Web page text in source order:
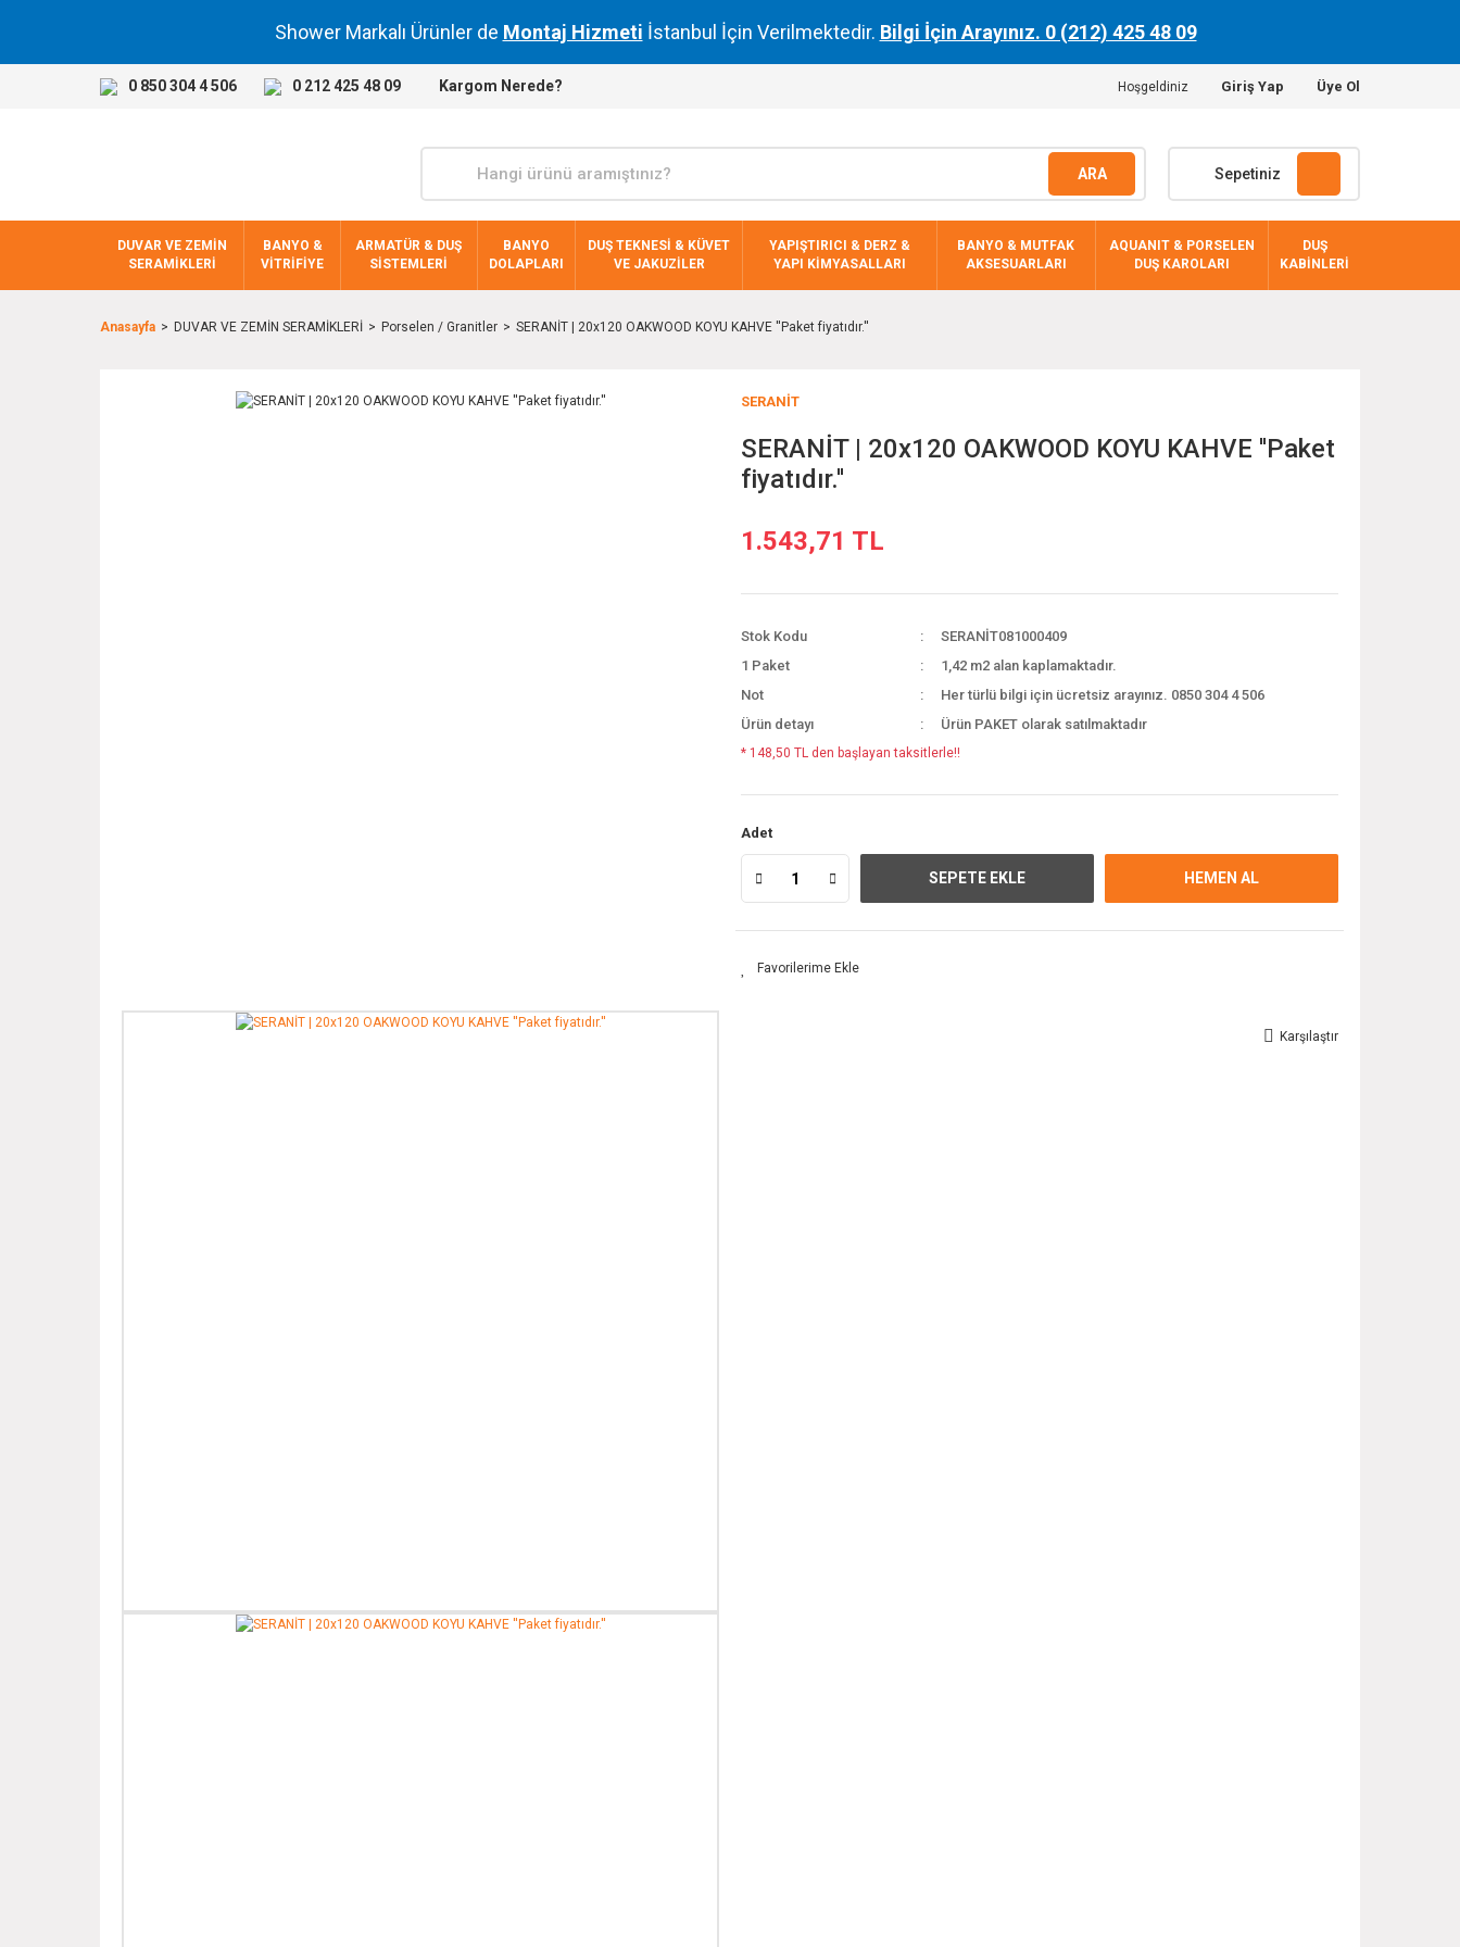
Shower Markalı Ürünler de Montaj Hizmeti İstanbul İçin Verilmektedir. Bilgi İçin Arayınız. 0 (212) 425 48 09
0 850 304 4 506 0 212 425 48 09 Kargom Nerede? Hoşgeldiniz Giriş Yap Üye Ol
ARA Sepetiniz
DUVAR VE ZEMİN
SERAMİKLERİ
BANYO &
VİTRİFİYE
ARMATÜR & DUŞ
SİSTEMLERİ
BANYO
DOLAPLARI
DUŞ TEKNESİ & KÜVET
VE JAKUZİLER
YAPIŞTIRICI & DERZ &
YAPI KİMYASALLARI
BANYO & MUTFAK
AKSESUARLARI
AQUANIT & PORSELEN
DUŞ KAROLARI
DUŞ
KABİNLERİ
Anasayfa DUVAR VE ZEMİN SERAMİKLERİ Porselen / Granitler SERANİT | 20x120 OAKWOOD KOYU KAHVE ''Paket fiyatıdır.''
SERANİT
SERANİT | 20x120 OAKWOOD KOYU KAHVE ''Paket
fiyatıdır.''
1.543,71 TL
Stok Kodu
SERANİT081000409
1 Paket
1,42 m2 alan kaplamaktadır.
Not
Her türlü bilgi için ücretsiz arayınız. 0850 304 4 506
Ürün detayı
Ürün PAKET olarak satılmaktadır
* 148,50 TL den başlayan taksitlerle!!
Adet
SEPETE EKLE HEMEN AL
Karşılaştır